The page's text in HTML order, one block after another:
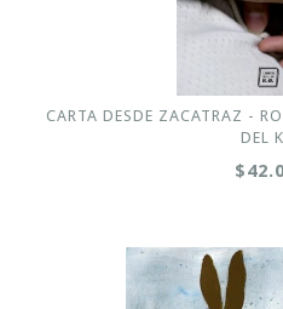
CARTA DESDE ZACATRAZ -
DEL